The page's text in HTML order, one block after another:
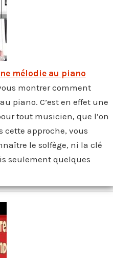
mélodie au piano
montrer comment
piano. C’est en effet une
tout musicien, que l’on
cette approche, vous
le solfège, ni la clé
seulement quelques